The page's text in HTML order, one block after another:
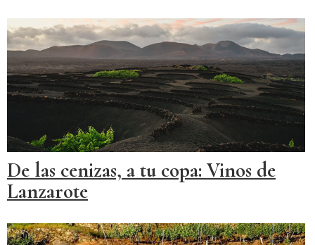
De las cenizas, a tu copa: Vinos de
Lanzarote